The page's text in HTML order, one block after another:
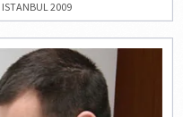
ISTANBUL 2009